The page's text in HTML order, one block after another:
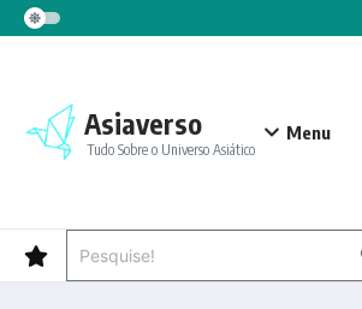
Ir para o conteúdo
Asiaverso
Tudo Sobre o Universo Asiático
Menu